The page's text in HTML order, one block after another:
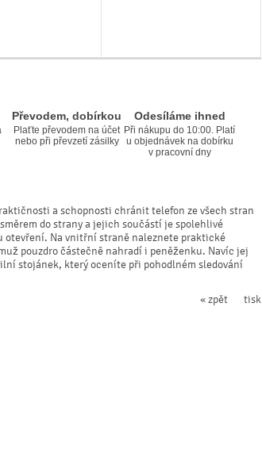
Převodem, dobírkou
Plaťte převodem na účet
nebo při převzetí zásilky
Odesíláme ihned
Při nákupu do 10:00. Platí
u objednávek na dobírku
v pracovní dny
a schopnosti chránit telefon ze všech stran
do strany a jejich součástí je spolehlivé
Na vnitřní straně naleznete praktické
pouzdro částečně nahradí i peněženku. Navíc jej
stojánek, který oceníte při pohodlném sledování
tisk
« zpět